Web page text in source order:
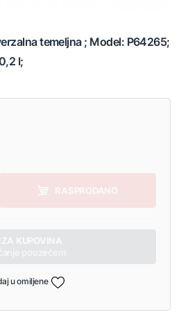
temeljna ; Model: P64265;
l;
RASPRODANO
u omiljene